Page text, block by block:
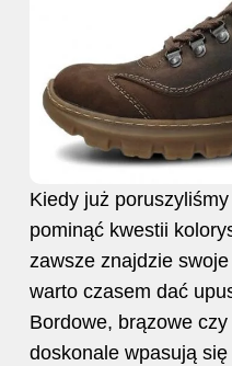
Kiedy już
pominąć kwestii
zawsze znajdzie
warto czasem dać
Bordowe, brązowe czy
doskonale wpasują